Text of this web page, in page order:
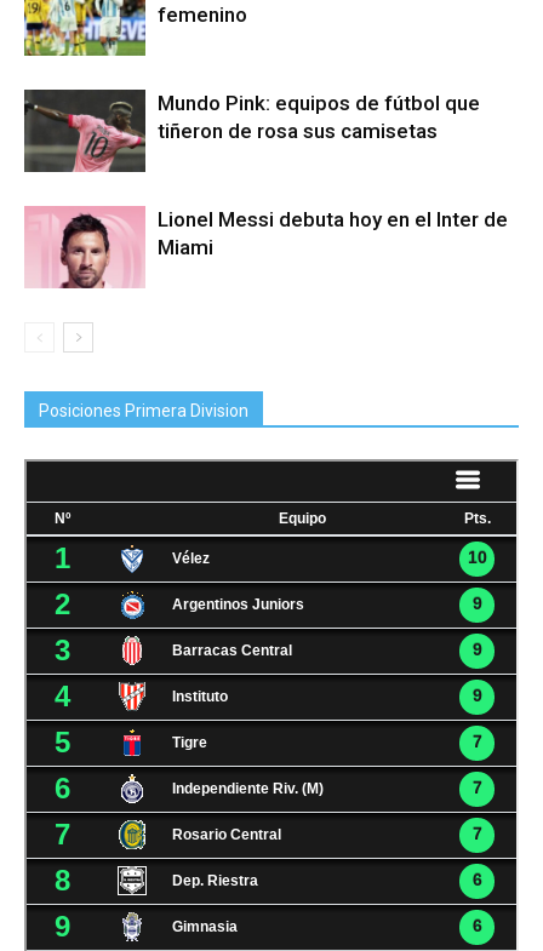
femenino
Mundo Pink: equipos de fútbol que
tiñeron de rosa sus camisetas
Lionel Messi debuta hoy en el Inter de
Miami
Posiciones Primera Division